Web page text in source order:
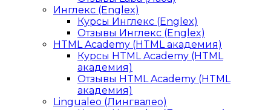
Инглекс (Englex)
Курсы Инглекс (Englex)
Отзывы Инглекс (Englex)
HTML Academy (HTML академия)
Курсы HTML Academy (HTML
академия)
Отзывы HTML Academy (HTML
академия)
Lingualeo (Лингвалео)